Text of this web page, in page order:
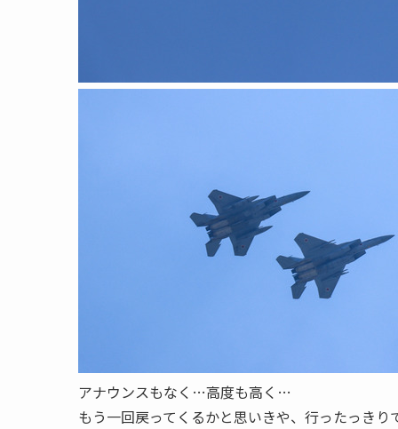
アナウンスもなく…高度も高く…
もう一回戻ってくるかと思いきや、行ったっき